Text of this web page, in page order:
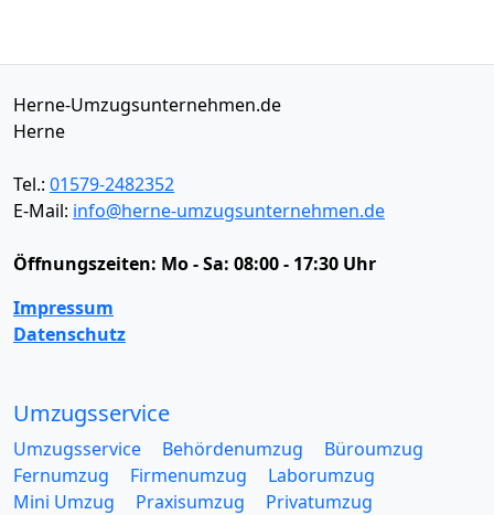
Herne-Umzugsunternehmen.de
Herne
Tel.: 01579-2482352
E-Mail: info@herne-umzugsunternehmen.de
Öffnungszeiten: Mo - Sa: 08:00 - 17:30 Uhr
Impressum
Datenschutz
Umzugsservice
Umzugsservice Behördenumzug
Büroumzug
Fernumzug
Firmenumzug
Laborumzug
Mini Umzug
Praxisumzug
Privatumzug